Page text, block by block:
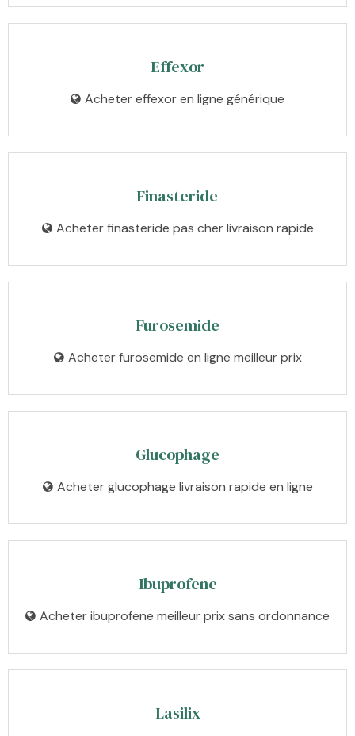
Effexor
Acheter effexor en ligne générique
Finasteride
Acheter finasteride pas cher livraison rapide
Furosemide
Acheter furosemide en ligne meilleur prix
Glucophage
Acheter glucophage livraison rapide en ligne
Ibuprofene
Acheter ibuprofene meilleur prix sans ordonnance
Lasilix